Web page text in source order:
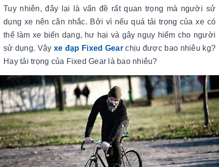
Tuy nhiên, đây lại là vấn đề rất quan trọng mà người sử
dụng xe nên cân nhắc. Bởi vì nếu quá tải trọng của xe có
thể làm xe biến dạng, hư hại và gây nguy hiểm cho người
sử dụng. Vậy xe đạp Fixed Gearchịu được bao nhiêu kg?
Hay tải trọng của Fixed Gear là bao nhiêu?